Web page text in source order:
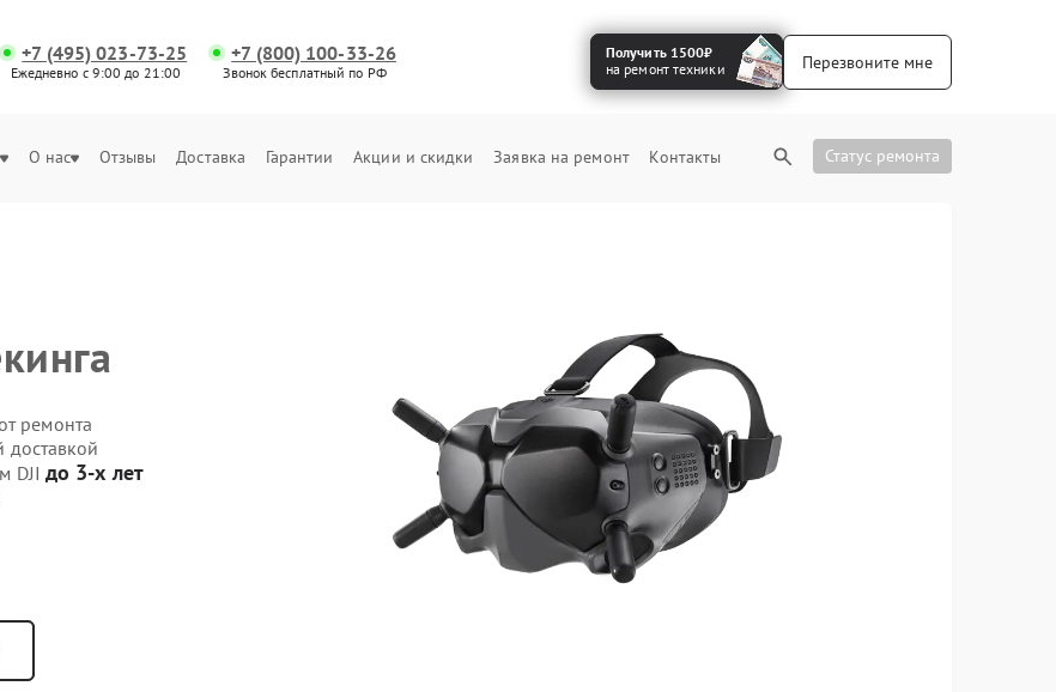
+7 (495) 023-73-25
Ежедневно с 9:00 до 21:00
+7 (800) 100-33-26
Звонок бесплатный по РФ
Получить 1500₽
на ремонт техники
Перезвоните мне
О нас Отзывы Доставка Гарантии Акции и скидки Заявка на ремонт Контакты Статус ремонта
ремонта
доставкой
DJI до 3-х лет